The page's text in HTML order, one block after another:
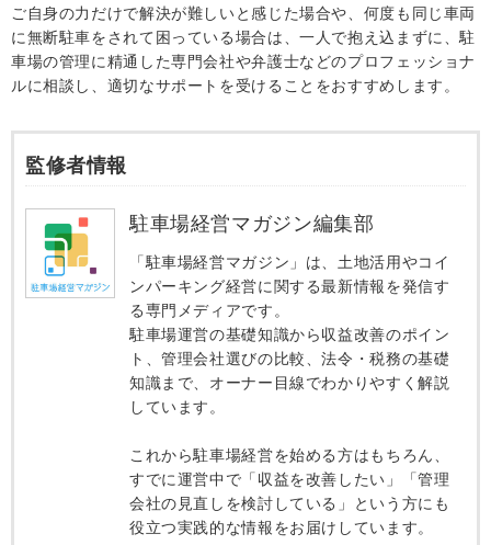
ご自身の力だけで解決が難しいと感じた場合や、何度も同じ車両
に無断駐車をされて困っている場合は、一人で抱え込まずに、駐
車場の管理に精通した専門会社や弁護士などのプロフェッショナ
ルに相談し、適切なサポートを受けることをおすすめします。
監修者情報
駐車場経営マガジン編集部
「駐車場経営マガジン」は、土地活用やコイ
ンパーキング経営に関する最新情報を発信す
る専門メディアです。
駐車場運営の基礎知識から収益改善のポイン
ト、管理会社選びの比較、法令・税務の基礎
知識まで、オーナー目線でわかりやすく解説
しています。
これから駐車場経営を始める方はもちろん、
すでに運営中で「収益を改善したい」「管理
会社の見直しを検討している」という方にも
役立つ実践的な情報をお届けしています。